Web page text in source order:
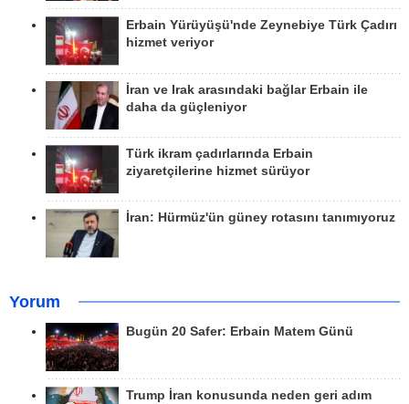
Erbain Yürüyüşü'nde Zeynebiye Türk Çadırı
hizmet veriyor
İran ve Irak arasındaki bağlar Erbain ile
daha da güçleniyor
Türk ikram çadırlarında Erbain
ziyaretçilerine hizmet sürüyor
İran: Hürmüz'ün güney rotasını tanımıyoruz
Yorum
Bugün 20 Safer: Erbain Matem Günü
Trump İran konusunda neden geri adım